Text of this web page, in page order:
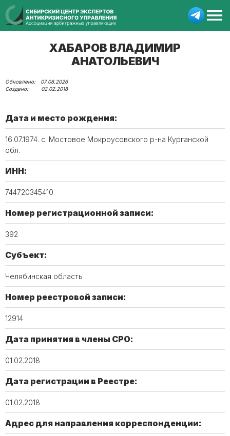
ХАБАРОВ ВЛАДИМИР
АНАТОЛЬЕВИЧ
07.08.2026
02.02.2018
Дата и место рождения:
16.07.1974. с. Мостовое Мокроусовского р-на Курганской
обл.
ИНН:
744720345410
Номер регистрационной записи:
392
Субъект:
Челябинская область
Номер реестровой записи:
12914
Дата принятия в члены СРО:
01.02.2018
Дата регистрации в Реестре:
01.02.2018
Адрес для направления корреспонденции: